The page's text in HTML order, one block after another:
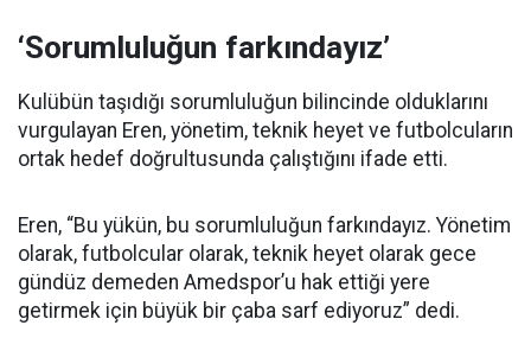
‘Sorumluluğun farkındayız’
Kulübün taşıdığı sorumluluğun bilincinde olduklarını
vurgulayan Eren, yönetim, teknik heyet ve futbolcuların
ortak hedef doğrultusunda çalıştığını ifade etti.
Eren, “Bu yükün, bu sorumluluğun farkındayız. Yönetim
olarak, futbolcular olarak, teknik heyet olarak gece
gündüz demeden Amedspor’u hak ettiği yere
getirmek için büyük bir çaba sarf ediyoruz” dedi.